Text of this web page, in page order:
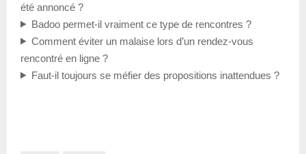
été annoncé ?
Badoo permet-il vraiment ce type de rencontres ?
Comment éviter un malaise lors d’un rendez-vous
rencontré en ligne ?
Faut-il toujours se méfier des propositions inattendues ?